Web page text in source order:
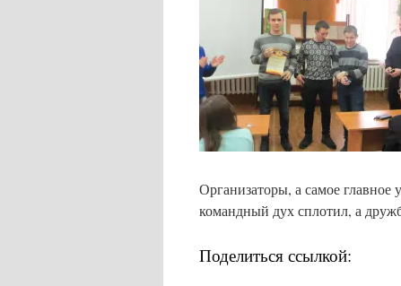
Организаторы, а самое главное
командный дух сплотил, а
Поделиться ссылкой: